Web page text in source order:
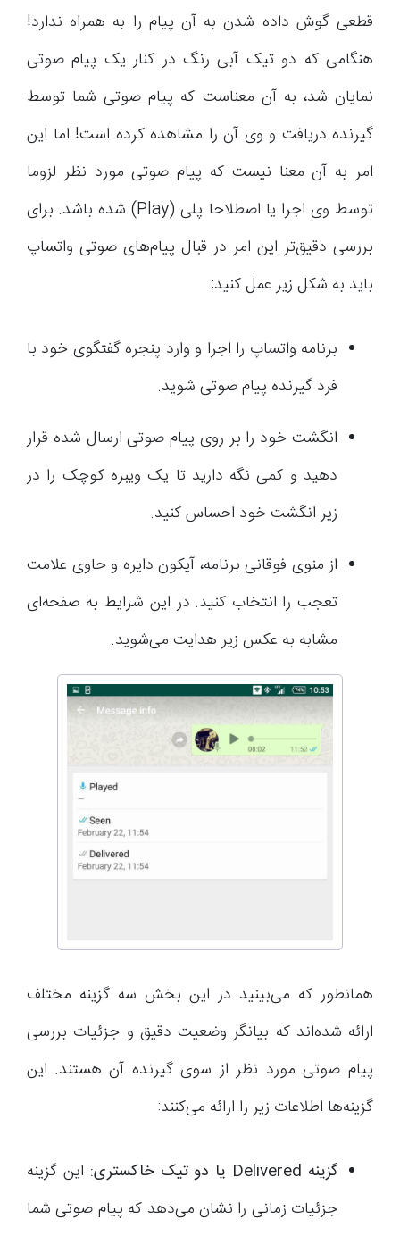
قطعی گوش داده شدن به آن پیام را به همراه ندارد!
هنگامی که دو تیک آبی رنگ در کنار یک پیام صوتی
نمایان شد، به آن معناست که پیام صوتی شما توسط
گیرنده دریافت و وی آن را مشاهده کرده است! اما این
امر به آن معنا نیست که پیام صوتی مورد نظر لزوما
توسط وی اجرا یا اصطلاحا پلی (Play) شده باشد. برای
بررسی دقیق‌تر این امر در قبال پیام‌های صوتی واتساپ
باید به شکل زیر عمل کنید:
برنامه واتساپ را اجرا و وارد پنجره گفتگوی خود با
فرد گیرنده پیام صوتی شوید.
انگشت خود را بر روی پیام صوتی ارسال شده قرار
دهید و کمی نگه دارید تا یک ویبره کوچک را در
زیر انگشت خود احساس کنید.
از منوی فوقانی برنامه، آیکون دایره و حاوی علامت
تعجب را انتخاب کنید. در این شرایط به صفحه‌ای
مشابه به عکس زیر هدایت می‌شوید.
همانطور که می‌بینید در این بخش سه گزینه مختلف
ارائه شده‌اند که بیانگر وضعیت دقیق و جزئیات بررسی
پیام صوتی مورد نظر از سوی گیرنده آن هستند. این
گزینه‌ها اطلاعات زیر را ارائه می‌کنند:
گزینه Delivered یا دو تیک خاکستری: این گزینه
جزئیات زمانی را نشان می‌دهد که پیام صوتی شما